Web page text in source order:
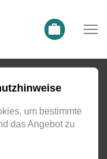
um bestimmte
das Angebot zu